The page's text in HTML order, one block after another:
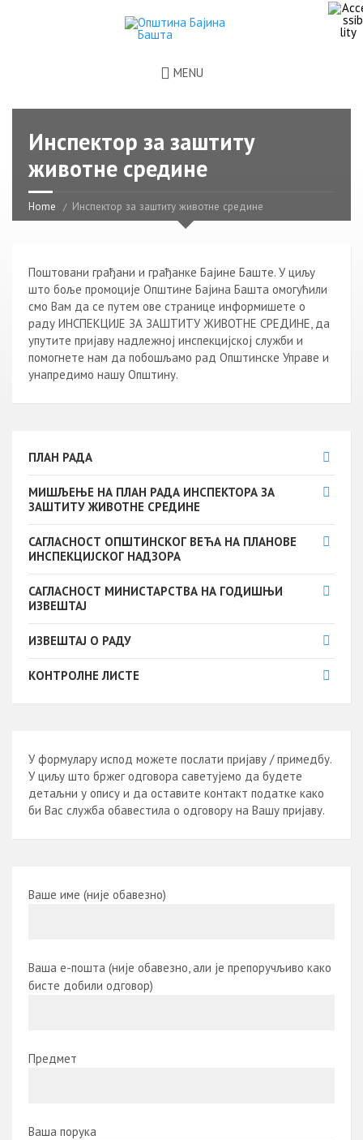
MENU
Инспектор за заштиту
животне средине
Home Инспектор за заштиту животне средине
Поштовани грађани и грађанке Бајине Баште. У циљу
што боље промоције Општине Бајина Башта омогућили
смо Вам да се путем ове странице информишете о
раду ИНСПЕКЦИЈЕ ЗА ЗАШТИТУ ЖИВОТНЕ СРЕДИНЕ, да
упутите пријаву надлежној инспекцијској служби и
помогнете нам да побошљамо рад Општинске Управе и
унапредимо нашу Општину.
ПЛАН РАДА
МИШЉЕЊЕ НА ПЛАН РАДА ИНСПЕКТОРА ЗА
ЗАШТИТУ ЖИВОТНЕ СРЕДИНЕ
САГЛАСНОСТ ОПШТИНСКОГ ВЕЋА НА ПЛАНОВЕ
ИНСПЕКЦИЈСКОГ НАДЗОРА
САГЛАСНОСТ МИНИСТАРСТВА НА ГОДИШЊИ
ИЗВЕШТАЈ
ИЗВЕШТАЈ О РАДУ
КОНТРОЛНЕ ЛИСТЕ
У формулару испод можете послати пријаву / примедбу.
У циљу што бржег одговора саветујемо да будете
детаљни у опису и да оставите контакт податке како
би Вас служба обавестила о одговору на Вашу пријаву.
Ваше име (није обавезно)
Ваша е-пошта (није обавезно, али је препоручљиво како
бисте добили одговор)
Предмет
Ваша порука